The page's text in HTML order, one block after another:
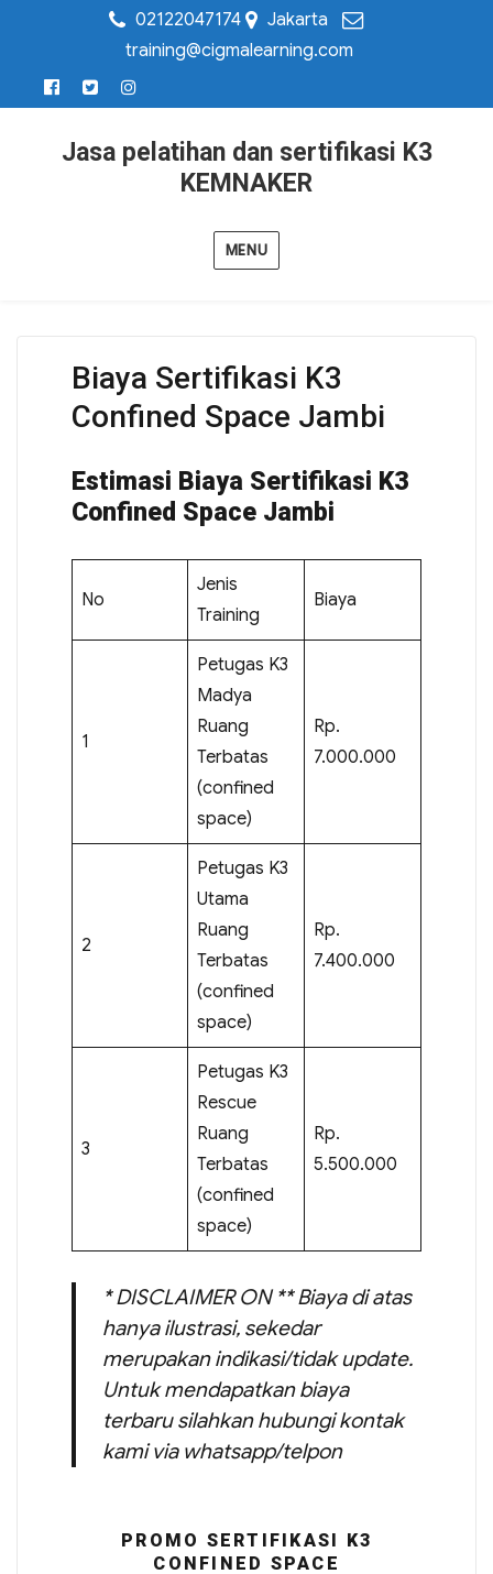
02122047174
Jakarta
training@cigmalearning.com
Jasa pelatihan dan sertifikasi K3
KEMNAKER
MENU
Biaya Sertifikasi K3
Confined Space Jambi
Estimasi Biaya Sertifikasi K3
Confined Space Jambi
No
Jenis
Training
Biaya
1
Petugas K3
Madya
Ruang
Terbatas
(confined
space)
Rp.
7.000.000
2
Petugas K3
Utama
Ruang
Terbatas
(confined
space)
Rp.
7.400.000
3
Petugas K3
Rescue
Ruang
Terbatas
(confined
space)
Rp.
5.500.000
* DISCLAIMER ON ** Biaya di atas
hanya ilustrasi, sekedar
merupakan indikasi/tidak update.
Untuk mendapatkan biaya
terbaru silahkan hubungi kontak
kami via whatsapp/telpon
PROMO SERTIFIKASI K3
CONFINED SPACE